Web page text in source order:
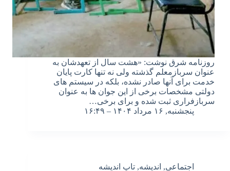
روزنامه شرق نوشت: «هشت سال از تعهدشان به
عنوان سربازمعلم گذشته ولی نه تنها کارت پایان
خدمت برای آنها صادر نشده، بلکه در سیستم های
دولتی مشخصات برخی از این جوان ها به عنوان
سربازفراری ثبت شده و برای برخی…
پنجشنبه, ۱۶ مرداد ۱۴۰۴ – ۱۶:۴۹
اجتماعی, اندیشه, تاپ اندیشه